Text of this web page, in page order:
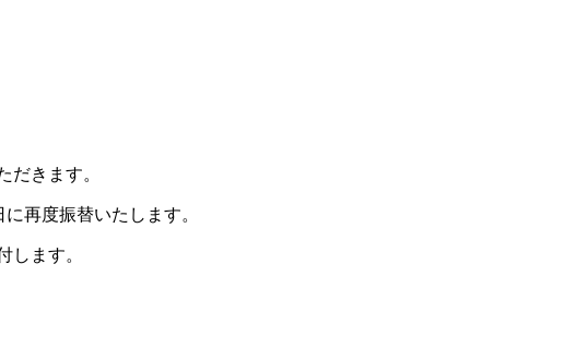
きます。
再度振替いたします。
ます。